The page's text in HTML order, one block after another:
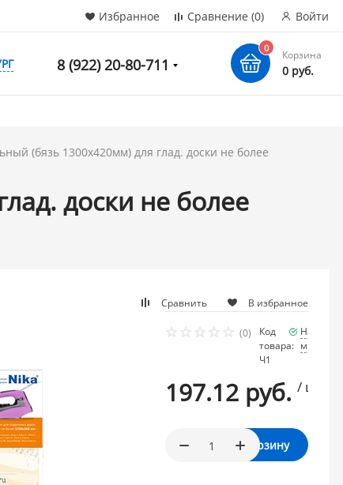
Избранное Сравнение (0) Войти
8 (922) 20-80-711
0
Корзина
0 руб.
(бязь 1300х420мм) для глад. доски не более
доски не более
Сравнить В избранное
(0)
Код
товара:
Ч1
много
197.12 руб. / шт.
В корзину